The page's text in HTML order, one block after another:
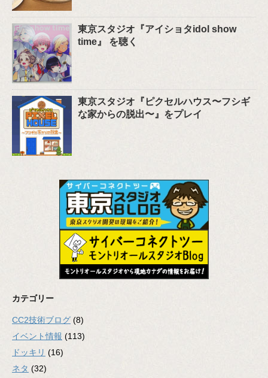
東京スタジオ『アイショタidol show
time』 を聴く
東京スタジオ『ピクセルハウス〜フシギ
な家からの脱出〜』をプレイ
カテゴリー
CC2技術ブログ (8)
イベント情報 (113)
ドッキリ (16)
ネタ (32)